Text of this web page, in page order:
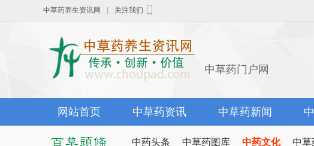
中草药养生资讯网 关注我们
中草药门户网
网站首页 中草药资讯 中草药新闻
中药头条 中草药图库 中药文化 中草